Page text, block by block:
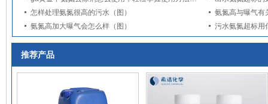
怎样处理氨氮很高的污水（图）
氨氮高与曝气有
氨氮高加大曝气会怎么样（图）
污水氨氮超标用
推荐产品